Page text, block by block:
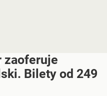
zaoferuje
Bilety od 249